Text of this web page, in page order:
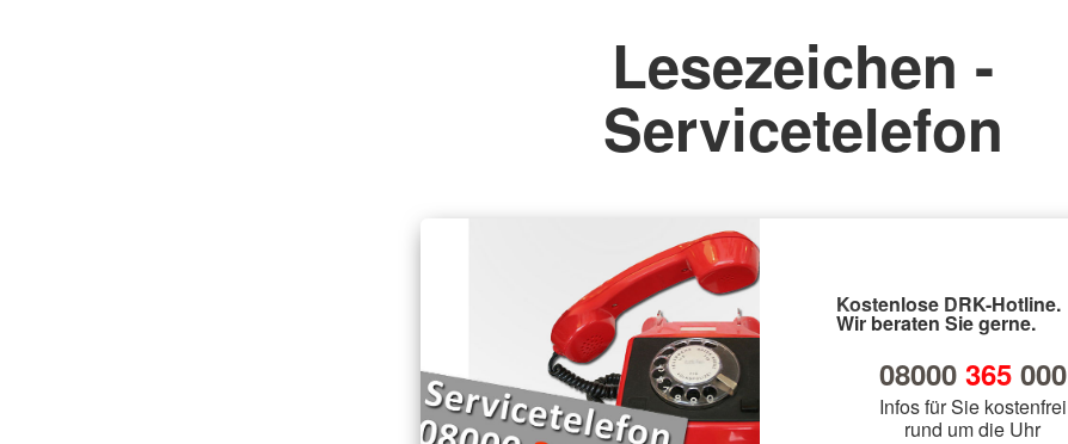
Lesezeichen -
Servicetelefon
Kostenlose DRK-Hotline.
Wir beraten Sie gerne.
08000 365000
Infos für Sie kostenfrei
rund um die Uhr